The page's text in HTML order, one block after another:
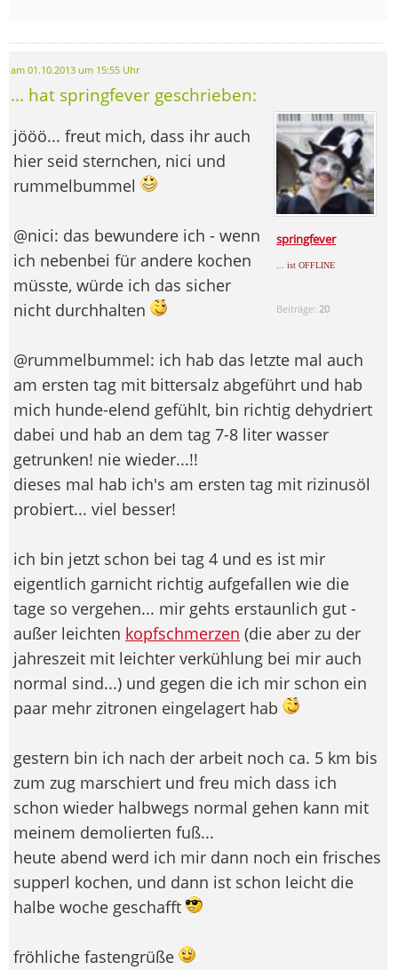
am 01.10.2013 um 15:55 Uhr
... hat springfever geschrieben:
springfever
... ist OFFLINE
Beiträge: 20
jööö... freut mich, dass ihr auch
hier seid sternchen, nici und
rummelbummel
@nici: das bewundere ich - wenn
ich nebenbei für andere kochen
müsste, würde ich das sicher
nicht durchhalten
@rummelbummel: ich hab das letzte mal auch
am ersten tag mit bittersalz abgeführt und hab
mich hunde-elend gefühlt, bin richtig dehydriert
dabei und hab an dem tag 7-8 liter wasser
getrunken! nie wieder...!!
dieses mal hab ich's am ersten tag mit rizinusöl
probiert... viel besser!
ich bin jetzt schon bei tag 4 und es ist mir
eigentlich garnicht richtig aufgefallen wie die
tage so vergehen... mir gehts erstaunlich gut -
außer leichten kopfschmerzen (die aber zu der
jahreszeit mit leichter verkühlung bei mir auch
normal sind...) und gegen die ich mir schon ein
paar mehr zitronen eingelagert hab
gestern bin ich nach der arbeit noch ca. 5 km bis
zum zug marschiert und freu mich dass ich
schon wieder halbwegs normal gehen kann mit
meinem demolierten fuß...
heute abend werd ich mir dann noch ein frisches
supperl kochen, und dann ist schon leicht die
halbe woche geschafft
fröhliche fastengrüße